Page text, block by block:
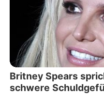
Britney Spears
schwere